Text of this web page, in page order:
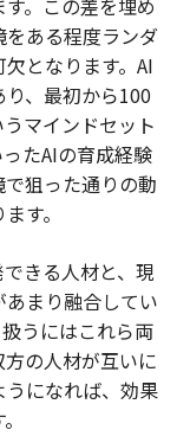
。この差を埋め
ある程度ランダ
となります。AI
、最初から100
マインドセット
たAIの育成経験
狙った通りの動
す。
きる人材と、現
まり融合してい
うにはこれら両
の人材が互いに
になれば、効果